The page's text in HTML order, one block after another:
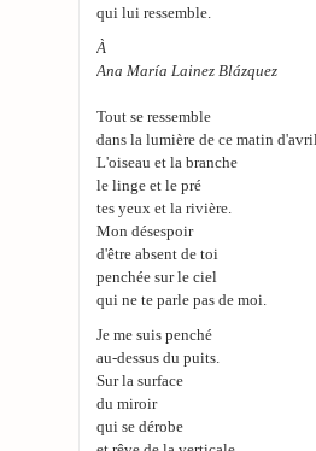
qui lui ressemble.
À
Ana María Lainez Blázquez
Tout se ressemble
dans la lumière de ce matin
L'oiseau et la branche
le linge et le pré
tes yeux et la rivière.
Mon désespoir
d'être absent de toi
penchée sur le ciel
qui ne te parle pas de moi.
Je me suis penché
au-dessus du puits.
Sur la surface
du miroir
qui se dérobe